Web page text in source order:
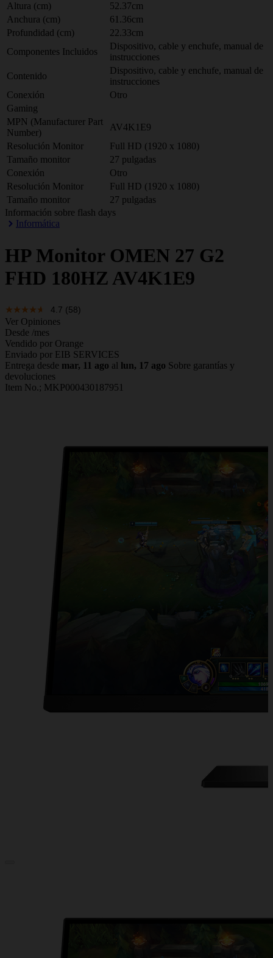
Altura (cm)
52.37cm
Anchura (cm)
61.36cm
Profundidad (cm)
22.33cm
Componentes Incluidos
Dispositivo, cable y enchufe, manual de
instrucciones
Contenido
Dispositivo, cable y enchufe, manual de
instrucciones
Conexión
Otro
Gaming
MPN (Manufacturer Part
Number)
AV4K1E9
Resolución Monitor
Full HD (1920 x 1080)
Tamaño monitor
27 pulgadas
Conexión
Otro
Resolución Monitor
Full HD (1920 x 1080)
Tamaño monitor
27 pulgadas
Información sobre flash days
Informática
HP Monitor OMEN 27 G2
FHD 180HZ AV4K1E9
4.7 (58)
Ver Opiniones
Desde /mes
Vendido por Orange
Enviado por EIB SERVICES
Entrega desde mar, 11 ago al lun, 17 ago Sobre garantías y
devoluciones
Item No.; MKP000430187951